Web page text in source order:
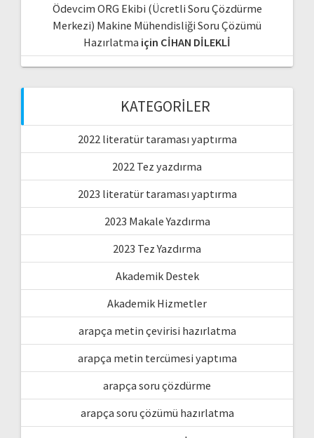
Ödevcim ORG Ekibi (Ücretli Soru Çözdürme
Merkezi) Makine Mühendisliği Soru Çözümü
Hazırlatma için CİHAN DİLEKLİ
KATEGORILER
2022 literatür taraması yaptırma
2022 Tez yazdırma
2023 literatür taraması yaptırma
2023 Makale Yazdırma
2023 Tez Yazdırma
Akademik Destek
Akademik Hizmetler
arapça metin çevirisi hazırlatma
arapça metin tercümesi yaptıma
arapça soru çözdürme
arapça soru çözümü hazırlatma